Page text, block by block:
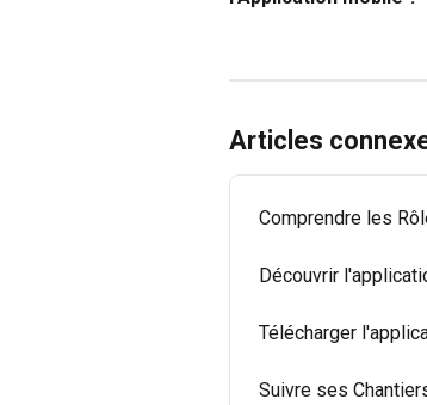
Articles
Comprendre les
Découvrir
Télécharger
Suivre ses